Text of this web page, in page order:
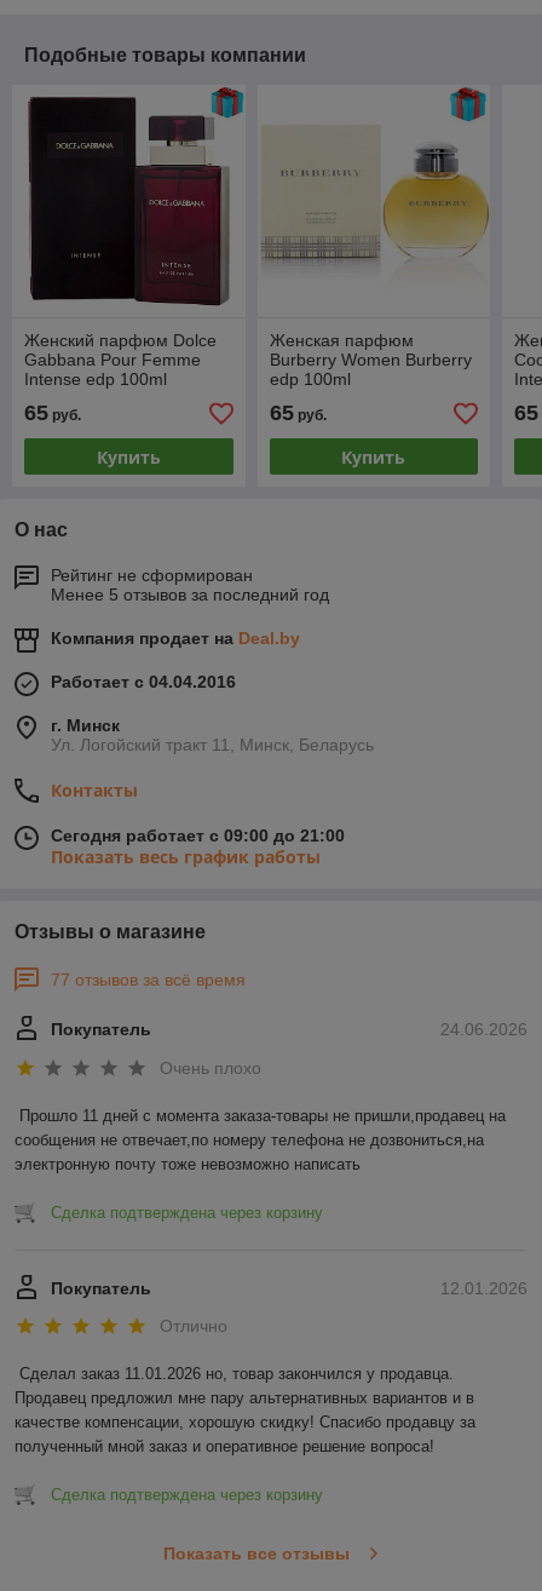
Подобные товары компании
Женский парфюм Dolce
Gabbana Pour Femme
Intense edp 100ml
65 руб.
Купить
Женская парфюм
Burberry Women Burberry
edp 100ml
65руб.
Купить
65
О нас
Рейтинг не сформирован
Менее 5 отзывов за последний год
Компания продает на Deal.by
Работает с 04.04.2016
г. Минск
Ул. Логойский тракт 11, Минск, Беларусь
Контакты
Сегодня работает с 09:00 до 21:00
Показать весь график работы
Отзывы о магазине
77 отзывов за всё время
24.06.2026
Покупатель
Очень плохо
Прошло 11 дней с момента заказа-товары не пришли,продавец на
сообщения не отвечает,по номеру телефона не дозвониться,на
электронную почту тоже невозможно написать
Сделка подтверждена через корзину
12.01.2026
Покупатель
Отлично
Сделал заказ 11.01.2026 но, товар закончился у продавца.
Продавец предложил мне пару альтернативных вариантов и в
качестве компенсации, хорошую скидку! Спасибо продавцу за
полученный мной заказ и оперативное решение вопроса!
Сделка подтверждена через корзину
Показать все отзывы